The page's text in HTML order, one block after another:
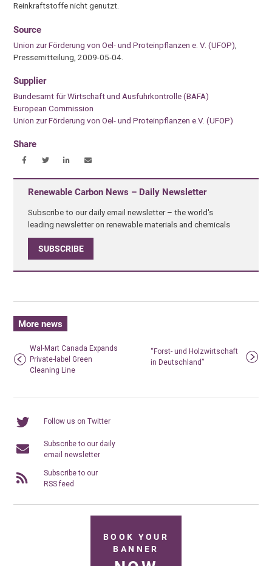
Reinkraftstoffe nicht genutzt.
Source
Union zur Förderung von Oel- und Proteinpflanzen e. V. (UFOP)
Pressemitteilung, 2009-05-04.
Supplier
Bundesamt für Wirtschaft und Ausfuhrkontrolle (BAFA)
European Commission
Union zur Förderung von Oel- und Proteinpflanzen e.V. (UFOP)
Share
Renewable Carbon News – Daily Newsletter
Subscribe to our daily email newsletter – the world's
leading newsletter on renewable materials and chemicals
SUBSCRIBE
More news
Wal-Mart Canada Expands
Private-label Green
Cleaning Line
“Forst- und Holzwirtschaft
in Deutschland”
Follow us on Twitter
Subscribe to our daily
email newsletter
Subscribe to our
RSS feed
BOOK YOUR
BANNER